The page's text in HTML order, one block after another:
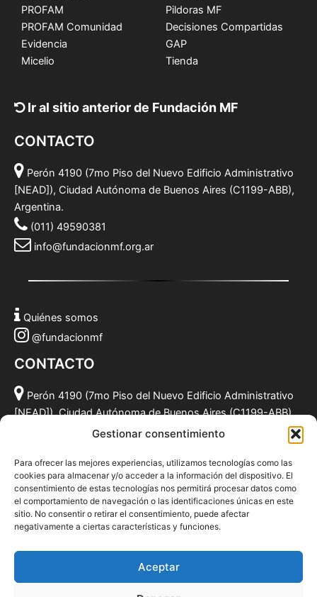
Gestionar consentimiento
Para ofrecer las mejores experiencias, utilizamos tecnologías como las
cookies para almacenar y/o acceder a la información del dispositivo. El
consentimiento de estas tecnologías nos permitirá procesar datos como
el comportamiento de navegación o las identificaciones únicas en este
sitio. No consentir o retirar el consentimiento, puede afectar
negativamente a ciertas características y funciones.
Aceptar
PROFAM
PROFAM Comunidad
Evidencia
Micelio
Pildoras MF
Decisiones Compartidas
GAP
Tienda
Ir al sitio anterior de Fundación MF
CONTACTO
Perón 4190 (7mo Piso del Nuevo Edificio Administrativo
[NEAD]), Ciudad Autónoma de Buenos Aires (C1199-ABB),
Argentina.
(011) 49590381
info@fundacionmf.org.ar
Quiénes somos
@fundacionmf
CONTACTO
Perón 4190 (7mo Piso del Nuevo Edificio Administrativo
[NEAD]), Ciudad Autónoma de Buenos Aires (C1199-ABB),
info@fundacionmf.org.ar
Politica de privacidad